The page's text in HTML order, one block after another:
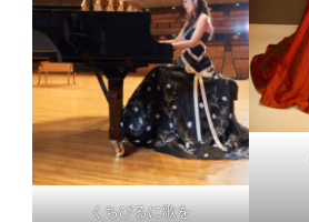
くちびるに歌を